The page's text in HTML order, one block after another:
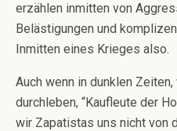
erzählen inmitten von
Belästigungen und
Inmitten eines Krieges also.
Auch wenn in dunklen
durchleben, “Kaufleute der
wir Zapatistas uns nicht von